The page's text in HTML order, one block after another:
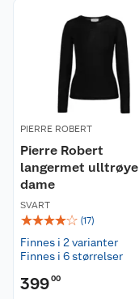
PIERRE ROBERT
Pierre Robert
langermet ulltrøye
dame
SVART
☆☆☆☆☆ (17)
Finnes i 2 varianter
Finnes i 6 størrelser
39900